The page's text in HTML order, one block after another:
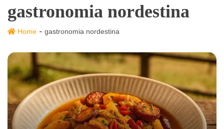
gastronomia nordestina
Home - gastronomia nordestina